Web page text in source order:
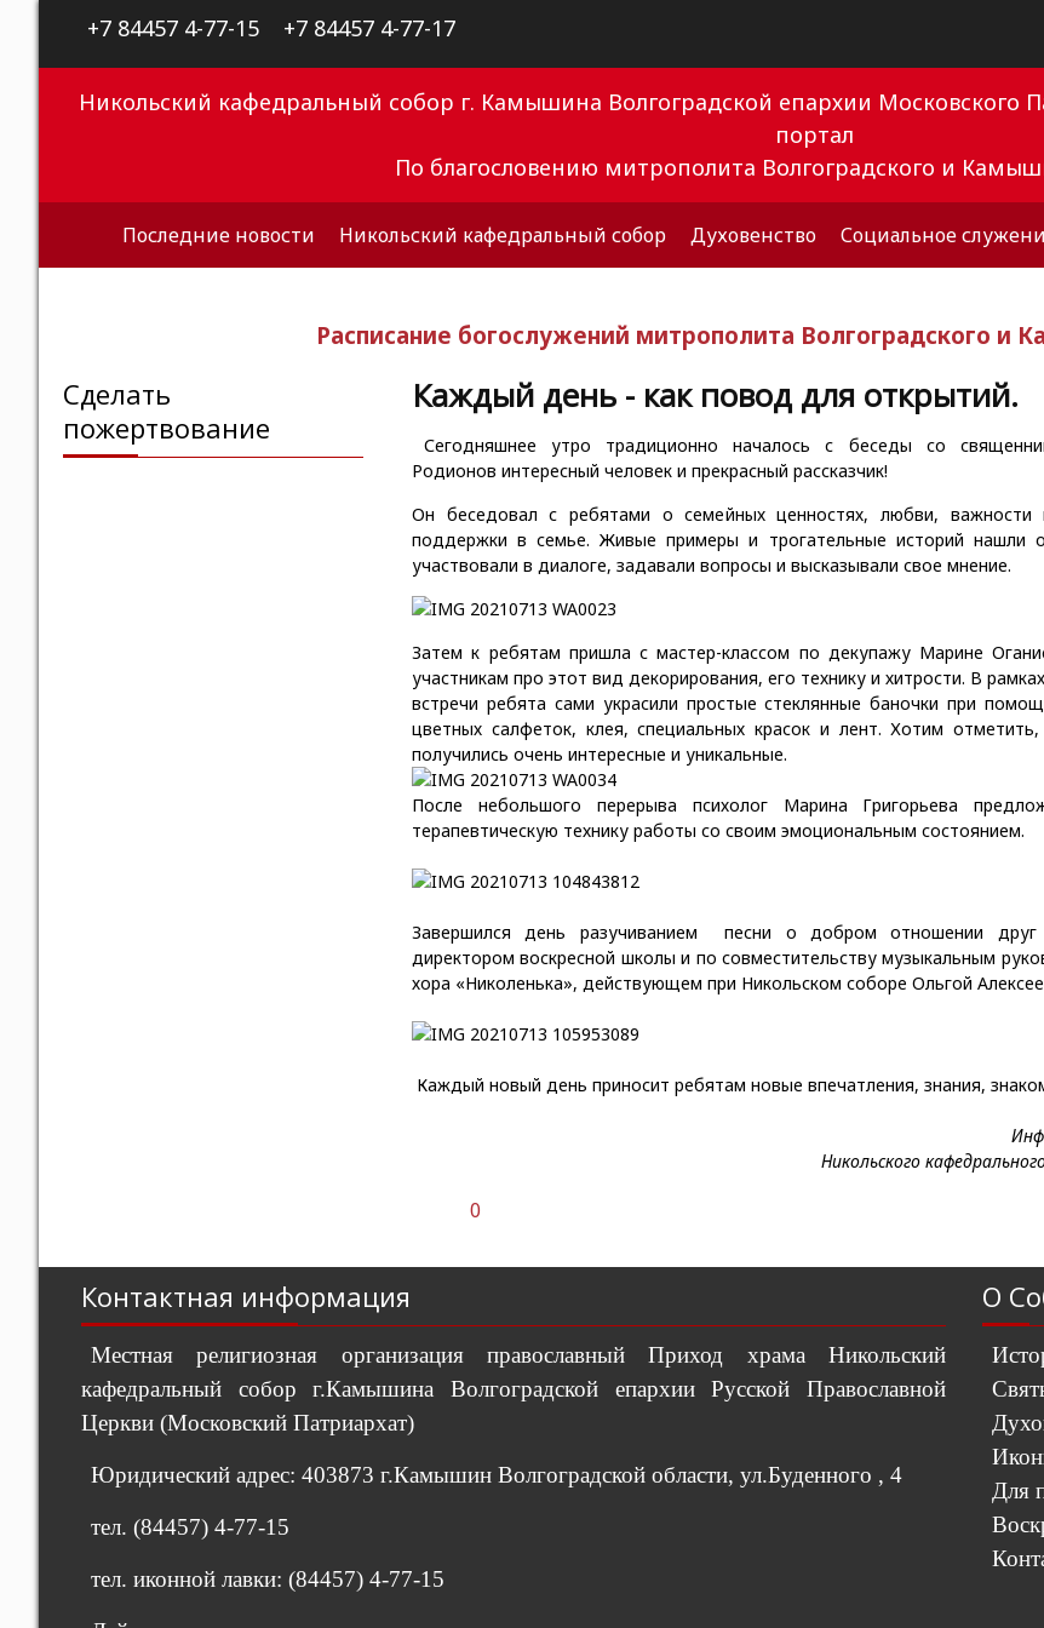
+7 84457 4-77-15 +7 84457 4-77-17
Никольский кафедральный собор г. Камышина Волгоградской епархии
портал
По благословению митрополита Волгоградского и
Последние новости Никольский кафедральный собор Духовенство Социальное
Расписание богослужений митрополита Волгоградского и
Сделать
пожертвование
Каждый день - как повод для открытий.
Сегодняшнее утро традиционно началось с беседы со
Родионов интересный человек и прекрасный рассказчик!
Он беседовал с ребятами о семейных ценностях, любви, важности
поддержки в семье. Живые примеры и трогательные историй нашли
участвовали в диалоге, задавали вопросы и высказывали свое мнение.
Затем к ребятам пришла с мастер-классом по декупажу Марине
участникам про этот вид декорирования, его технику и хитрости. В
встречи ребята сами украсили простые стеклянные баночки при
цветных салфеток, клея, специальных красок и лент. Хотим
получились очень интересные и уникальные.
После небольшого перерыва психолог Марина Григорьева
терапевтическую технику работы со своим эмоциональным состоянием.
Завершился день разучиванием песни о добром отношении
директором воскресной школы и по совместительству музыкальным
хора «Николенька», действующем при Никольском соборе Ольгой
Каждый новый день приносит ребятам новые впечатления, знания,
Никольского
0
Контактная информация
Местная религиозная организация православный Приход храма Никольский
кафедральный собор г.Камышина Волгоградской епархии Русской Православной
Церкви (Московский Патриархат)
Юридический адрес: 403873 г.Камышин Волгоградской области, ул.Буденного , 4
тел. (84457) 4-77-15
тел. иконной лавки: (84457) 4-77-15
О
Для